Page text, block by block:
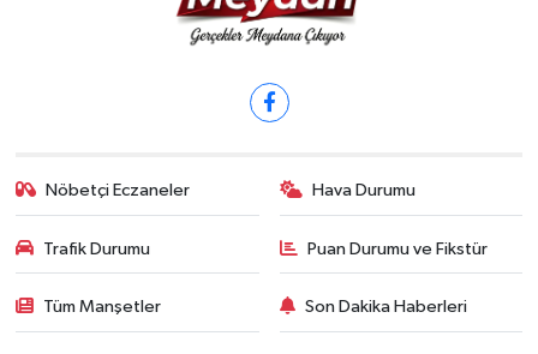
Nöbetçi Eczaneler Hava Durumu
Trafik Durumu Puan Durumu ve Fikstür
Tüm Manşetler Son Dakika Haberleri